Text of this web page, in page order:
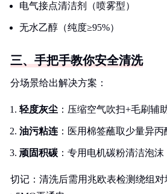
电气接点清洁剂（喷雾型）
无水乙醇（纯度≥95%）
三、手把手教你安全清洗
分场景给出解决方案：
轻度灰尘 ：压缩空气吹扫+毛刷辅
油污粘连 ：医用棉签蘸取少量异
顽固积碳 ：专用电机碳粉清洁泡沫
切记：清洗后需用兆欧表检测绕组